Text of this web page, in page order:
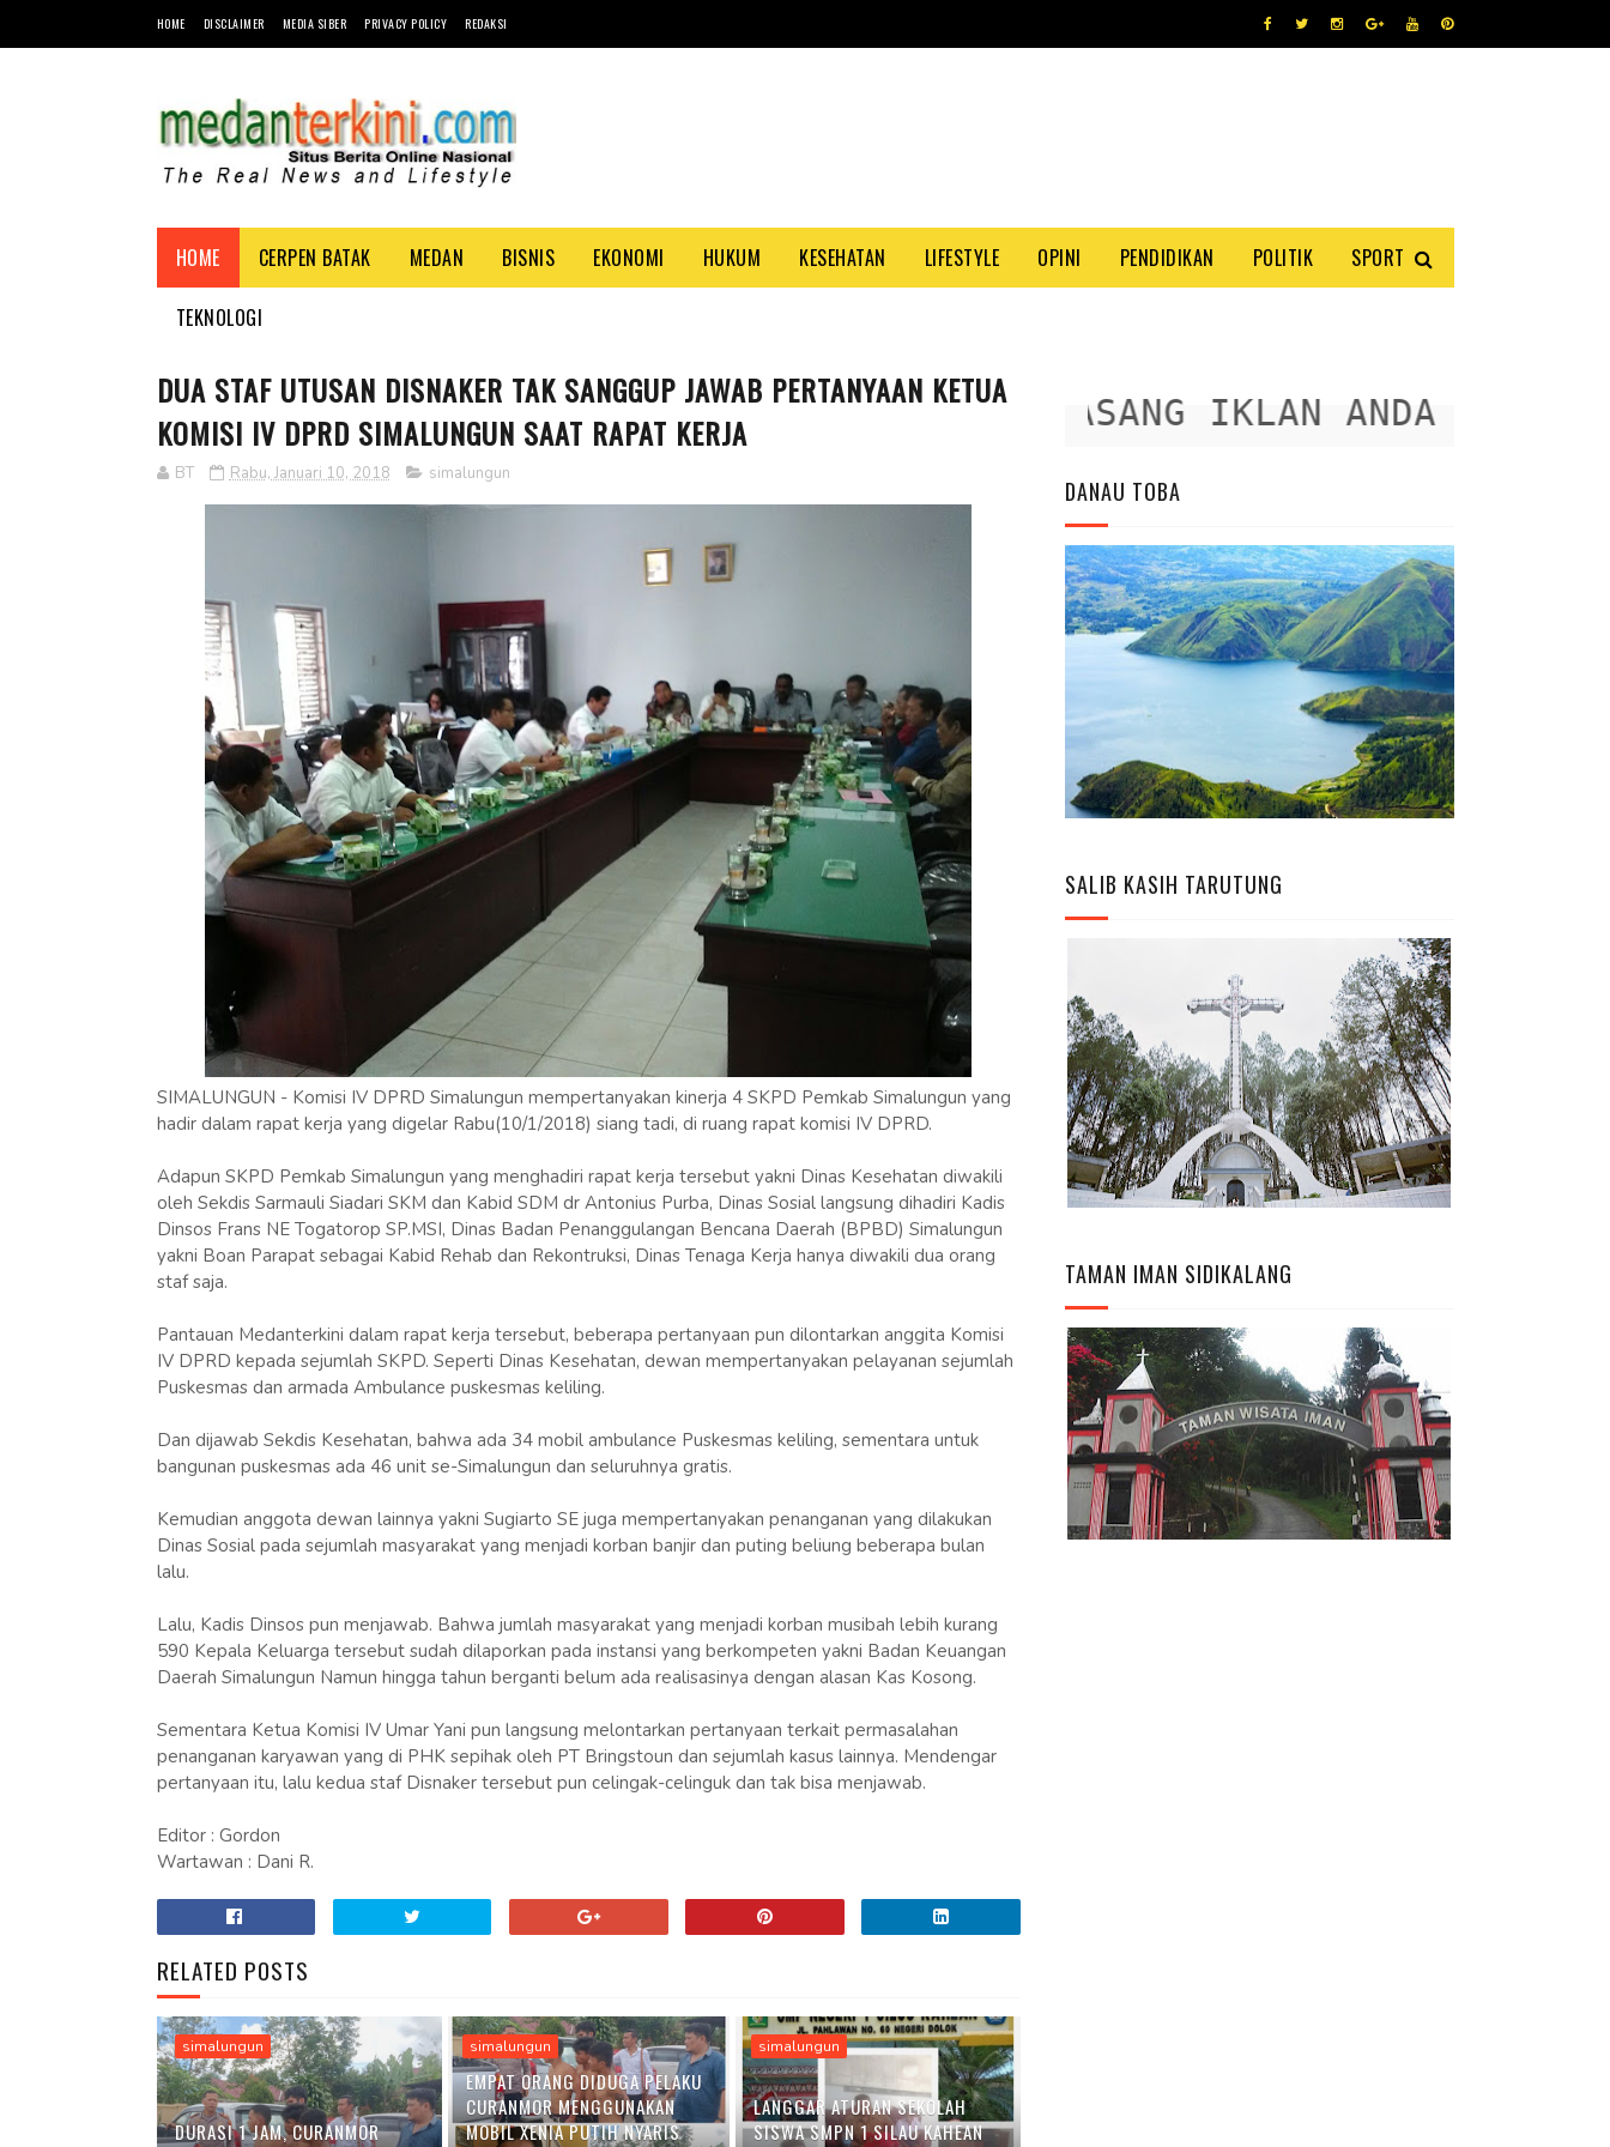
HOME DISCLAIMER MEDIA SIBER PRIVACY POLICY REDAKSI
HOME CERPEN BATAK MEDAN BISNIS EKONOMI HUKUM KESEHATAN LIFESTYLE OPINI PENDIDIKAN POLITIK SPORT
TEKNOLOGI
DUA STAF UTUSAN DISNAKER TAK SANGGUP JAWAB PERTANYAAN KETUA
KOMISI IV DPRD SIMALUNGUN SAAT RAPAT KERJA
BT Rabu, Januari 10, 2018 simalungun
SIMALUNGUN - Komisi IV DPRD Simalungun mempertanyakan kinerja 4 SKPD Pemkab Simalungun yang
hadir dalam rapat kerja yang digelar Rabu(10/1/2018) siang tadi, di ruang rapat komisi IV DPRD.
Adapun SKPD Pemkab Simalungun yang menghadiri rapat kerja tersebut yakni Dinas Kesehatan diwakili
oleh Sekdis Sarmauli Siadari SKM dan Kabid SDM dr Antonius Purba, Dinas Sosial langsung dihadiri Kadis
Dinsos Frans NE Togatorop SP.MSI, Dinas Badan Penanggulangan Bencana Daerah (BPBD) Simalungun
yakni Boan Parapat sebagai Kabid Rehab dan Rekontruksi, Dinas Tenaga Kerja hanya diwakili dua orang
staf saja.
Pantauan Medanterkini dalam rapat kerja tersebut, beberapa pertanyaan pun dilontarkan anggita Komisi
IV DPRD kepada sejumlah SKPD. Seperti Dinas Kesehatan, dewan mempertanyakan pelayanan sejumlah
Puskesmas dan armada Ambulance puskesmas keliling.
Dan dijawab Sekdis Kesehatan, bahwa ada 34 mobil ambulance Puskesmas keliling, sementara untuk
bangunan puskesmas ada 46 unit se-Simalungun dan seluruhnya gratis.
Kemudian anggota dewan lainnya yakni Sugiarto SE juga mempertanyakan penanganan yang dilakukan
Dinas Sosial pada sejumlah masyarakat yang menjadi korban banjir dan puting beliung beberapa bulan
lalu.
Lalu, Kadis Dinsos pun menjawab. Bahwa jumlah masyarakat yang menjadi korban musibah lebih kurang
590 Kepala Keluarga tersebut sudah dilaporkan pada instansi yang berkompeten yakni Badan Keuangan
Daerah Simalungun Namun hingga tahun berganti belum ada realisasinya dengan alasan Kas Kosong.
Sementara Ketua Komisi IV Umar Yani pun langsung melontarkan pertanyaan terkait permasalahan
penanganan karyawan yang di PHK sepihak oleh PT Bringstoun dan sejumlah kasus lainnya. Mendengar
pertanyaan itu, lalu kedua staf Disnaker tersebut pun celingak-celinguk dan tak bisa menjawab.
Editor : Gordon
Wartawan : Dani R.
RELATED POSTS
simalungun
DURASI 1 JAM, CURANMOR
simalungun
EMPAT ORANG DIDUGA PELAKU
CURANMOR MENGGUNAKAN
MOBIL XENIA PUTIH NYARIS
simalungun
LANGGAR ATURAN SEKOLAH
SISWA SMPN 1 SILAU KAHEAN
PASANG IKLAN ANDA DISINI
DANAU TOBA
SALIB KASIH TARUTUNG
TAMAN IMAN SIDIKALANG